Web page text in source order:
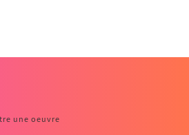
une oeuvre